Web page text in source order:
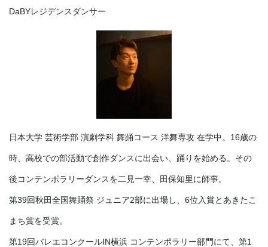
DaBYレジデンスダンサー
日本大学 芸術学部 演劇学科 舞踊コース 洋舞専攻 在学中。16歳の
時、高校での部活動で創作ダンスに出会い、踊りを始める。その
後コンテンポラリーダンスを二見一幸、田保知里に師事。
第39回秋田全国舞踊祭 ジュニア2部に出場し、6位入賞とあきたこ
まち賞を受賞。
第19回バレエコンクールIN横浜 コンテンポラリー部門にて、第1